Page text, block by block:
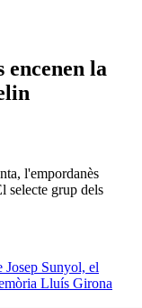
la
l'empordanès
selecte grup dels
Josep Sunyol, el
Lluís Girona